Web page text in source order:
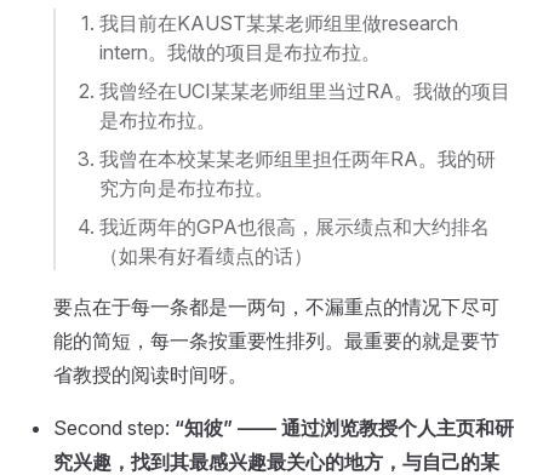
我目前在KAUST某某老师组里做research
intern。我做的项目是布拉布拉。
我曾经在UCI某某老师组里当过RA。我做的项目
是布拉布拉。
我曾在本校某某老师组里担任两年RA。我的研
究方向是布拉布拉。
我近两年的GPA也很高，展示绩点和大约排名
（如果有好看绩点的话）
要点在于每一条都是一两句，不漏重点的情况下尽可
能的简短，每一条按重要性排列。最重要的就是要节
省教授的阅读时间呀。
Second step: “知彼” —— 通过浏览教授个人主页和研
究兴趣，找到其最感兴趣最关心的地方，与自己的某